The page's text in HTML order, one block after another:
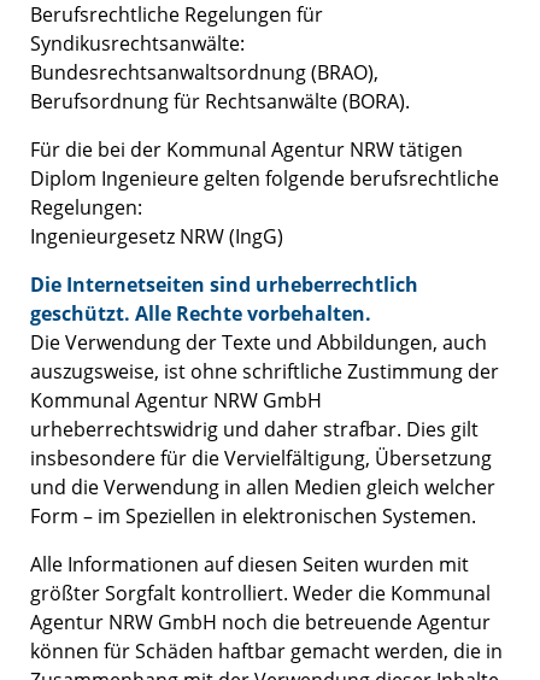
Berufsrechtliche Regelungen für
Syndikusrechtsanwälte:
Bundesrechtsanwaltsordnung (BRAO),
Berufsordnung für Rechtsanwälte (BORA).
Für die bei der Kommunal Agentur NRW tätigen
Diplom Ingenieure gelten folgende berufsrechtliche
Regelungen:
Ingenieurgesetz NRW (IngG)
Die Internetseiten sind urheberrechtlich
geschützt. Alle Rechte vorbehalten.
Die Verwendung der Texte und Abbildungen, auch
auszugsweise, ist ohne schriftliche Zustimmung der
Kommunal Agentur NRW GmbH
urheberrechtswidrig und daher strafbar. Dies gilt
insbesondere für die Vervielfältigung, Übersetzung
und die Verwendung in allen Medien gleich welcher
Form – im Speziellen in elektronischen Systemen.
Alle Informationen auf diesen Seiten wurden mit
größter Sorgfalt kontrolliert. Weder die Kommunal
Agentur NRW GmbH noch die betreuende Agentur
können für Schäden haftbar gemacht werden, die in